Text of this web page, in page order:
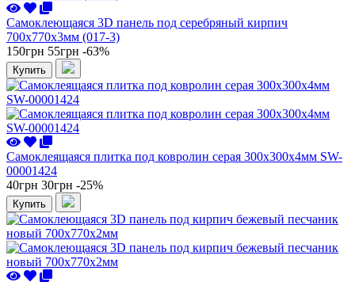
Самоклеющаяся 3D панель под серебряный кирпич
700x770x3мм (017-3)
150грн 55грн -63%
Купить
Самоклеящаяся плитка под ковролин серая 300х300х4мм SW-
00001424
40грн 30грн -25%
Купить